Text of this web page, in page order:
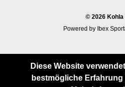
© 2026 Kohla
Powered by Ibex
Diese Website
bestmögliche